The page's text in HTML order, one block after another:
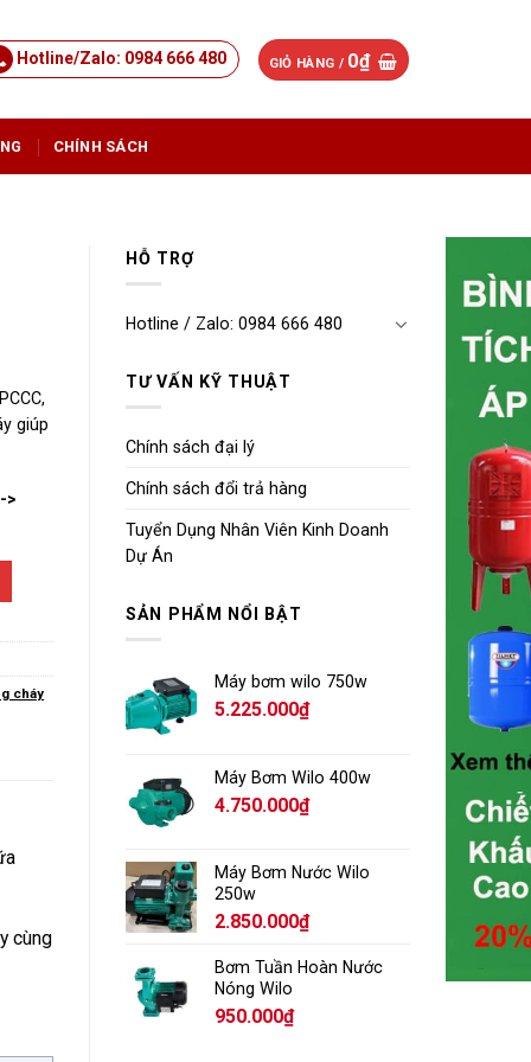
Hotline/Zalo: 0984 666 480 GIỎ HÀNG / 0₫
CHÍNH SÁCH
HỖ TRỢ
Hotline / Zalo: 0984 666 480
TƯ VẤN KỸ THUẬT
Chính sách đại lý
Chính sách đổi trả hàng
Tuyển Dụng Nhân Viên Kinh Doanh
Dự Án
SẢN PHẨM NỔI BẬT
Máy bơm wilo 750w
5.225.000₫
Máy Bơm Wilo 400w
4.750.000₫
Máy Bơm Nước Wilo
250w
2.850.000₫
Bơm Tuần Hoàn Nước
Nóng Wilo
950.000₫
giúp
>
cháy
cùng